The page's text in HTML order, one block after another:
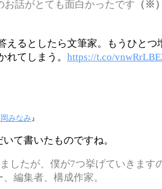
話がとても面白かったです （※）
えるとしたら文筆家。もうひと
てしまう。 https://t.co/
みなみ 』
て書いたものですね。
したが、僕が7つ挙げていきま
編集者、構成作家。